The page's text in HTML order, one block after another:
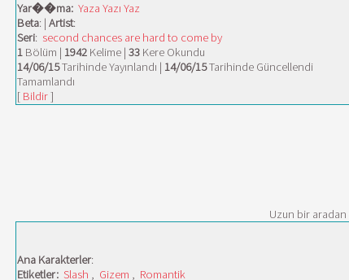
Yar��ma: Yaza Yazı Yaz
Beta: | Artist:
Seri: second chances are hard to come by
1 Bölüm | 1942 Kelime | 33 Kere Okundu
14/06/15Tarihinde Yayınlandı | 14/06/15Tarihinde Güncellendi
Tamamlandı
[ Bildir]
Uzun bir
Ana Karakterler:
Etiketler: Slash , Gizem , Romantik